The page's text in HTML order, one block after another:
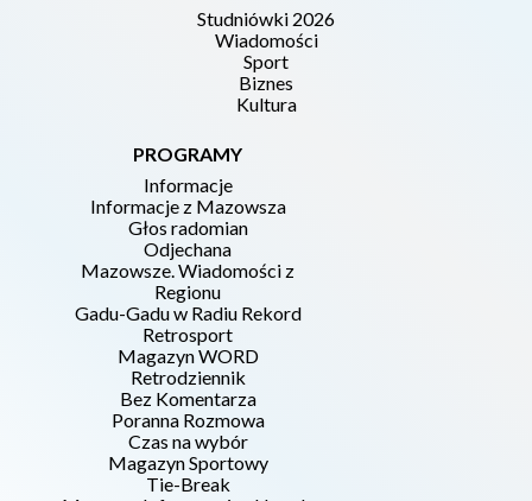
Studniówki 2026
Wiadomości
Sport
Biznes
Kultura
PROGRAMY
Informacje
Informacje z Mazowsza
Głos radomian
Odjechana
Mazowsze. Wiadomości z
Regionu
Gadu-Gadu w Radiu Rekord
Retrosport
Magazyn WORD
Retrodziennik
Bez Komentarza
Poranna Rozmowa
Czas na wybór
Magazyn Sportowy
Tie-Break